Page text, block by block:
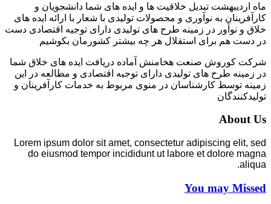
ماه اردیبهشت تبدیل خلاقیت ها و ایده های شما دانشجویان و
کارآفرینان به نوآوری و محصولات تولیدی با شعار با ارائه ایده های
خلاق و نوآور در زمینه طرح های تولیدی دارای توجیه اقتصادی دست
در دست هم برای استقلال هر چه بیشتر کشورمان بکوشیم
شرکت کوروش صنعت هخامنش آماده دریافت ایده های خلاق شما
در زمینه طرح های تولیدی دارای توجیه اقتصادی و مطالعه در این
زمینه توسط کارشناسان در منوی مربوط به خدمات کارآفرینان و
تولیدکنندگان
About Us
Lorem ipsum dolor sit amet, consectetur adipiscing elit, sed
do eiusmod tempor incididunt ut labore et dolore magna
aliqua.
You may Missed